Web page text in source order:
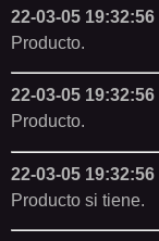
22-03-05 19:32:56
Producto.
22-03-05 19:32:56
Producto.
22-03-05 19:32:56
Producto si tiene.